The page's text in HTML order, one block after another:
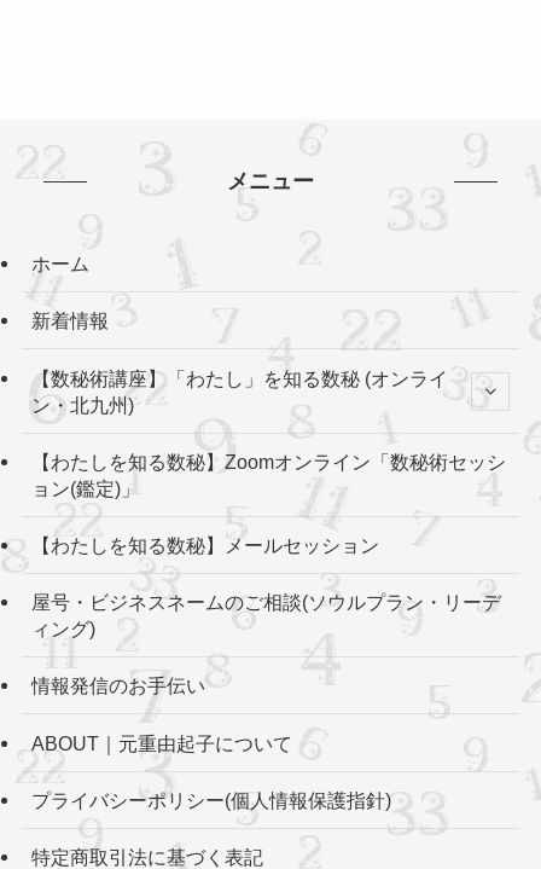
メニュー
ホーム
新着情報
【数秘術講座】「わたし」を知る数秘 (オンライ
ン・北九州)
【わたしを知る数秘】Zoomオンライン「数秘術セッシ
ョン(鑑定)」
【わたしを知る数秘】メールセッション
屋号・ビジネスネームのご相談(ソウルプラン・リーデ
ィング)
情報発信のお手伝い
ABOUT｜元重由起子について
プライバシーポリシー(個人情報保護指針)
特定商取引法に基づく表記